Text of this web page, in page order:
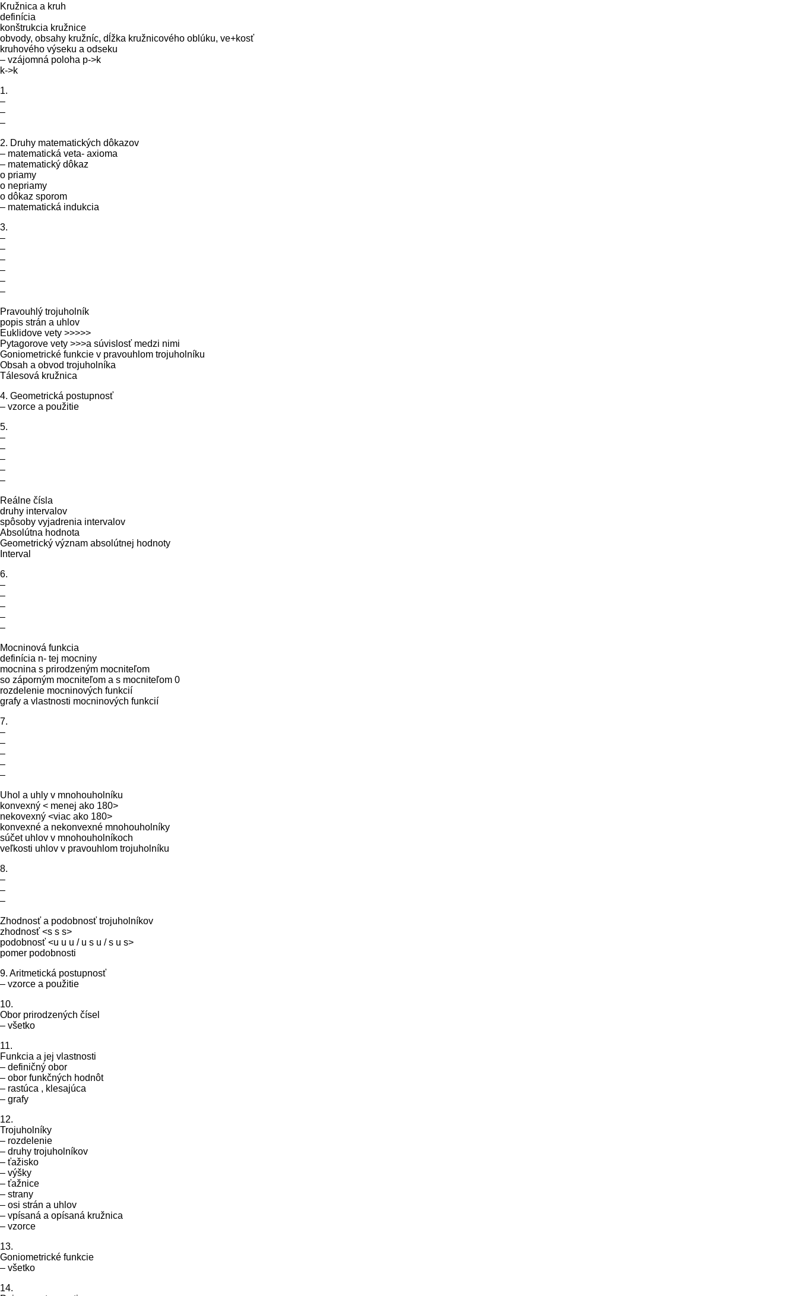
Kružnica a kruh
definícia
konštrukcia kružnice
obvody, obsahy kružníc, dĺžka kružnicového oblúku, ve+kosť
kruhového výseku a odseku
– vzájomná poloha p->k
k->k
1.
–
–
–
2. Druhy matematických dôkazov
– matematická veta- axioma
– matematický dôkaz
o priamy
o nepriamy
o dôkaz sporom
– matematická indukcia
3.
–
–
–
–
–
–
Pravouhlý trojuholník
popis strán a uhlov
Euklidove vety >>>>>
Pytagorove vety >>>a súvislosť medzi nimi
Goniometrické funkcie v pravouhlom trojuholníku
Obsah a obvod trojuholníka
Tálesová kružnica
4. Geometrická postupnosť
– vzorce a použitie
5.
–
–
–
–
–
Reálne čísla
druhy intervalov
spôsoby vyjadrenia intervalov
Absolútna hodnota
Geometrický význam absolútnej hodnoty
Interval
6.
–
–
–
–
–
Mocninová funkcia
definícia n- tej mocniny
mocnina s prirodzeným mocniteľom
so záporným mocniteľom a s mocniteľom 0
rozdelenie mocninových funkcií
grafy a vlastnosti mocninových funkcií
7.
–
–
–
–
–
Uhol a uhly v mnohouholníku
konvexný < menej ako 180>
nekovexný <viac ako 180>
konvexné a nekonvexné mnohouholníky
súčet uhlov v mnohouholníkoch
veľkosti uhlov v pravouhlom trojuholníku
8.
–
–
–
Zhodnosť a podobnosť trojuholníkov
zhodnosť <s s s>
podobnosť <u u u / u s u / s u s>
pomer podobnosti
9. Aritmetická postupnosť
– vzorce a použitie
10.
Obor prirodzených čísel
– všetko
11.
Funkcia a jej vlastnosti
– definičný obor
– obor funkčných hodnôt
– rastúca , klesajúca
– grafy
12.
Trojuholníky
– rozdelenie
– druhy trojuholníkov
– ťažisko
– výšky
– ťažnice
– strany
– osi strán a uhlov
– vpísaná a opísaná kružnica
– vzorce
13.
Goniometrické funkcie
– všetko
14.